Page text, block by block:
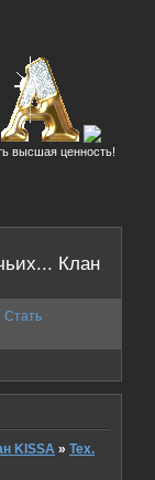
высшая ценность!
Клан
Стать
KISSA »Тех.